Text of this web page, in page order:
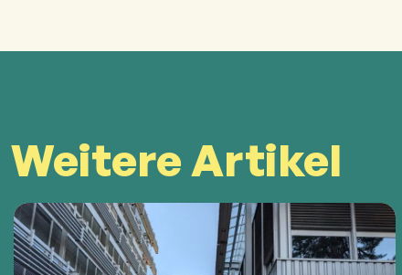
Weitere Artikel